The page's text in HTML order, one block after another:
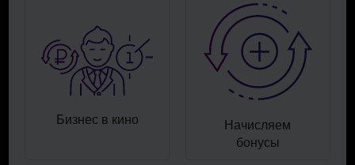
Бизнес в кино
Начисляем
бонусы